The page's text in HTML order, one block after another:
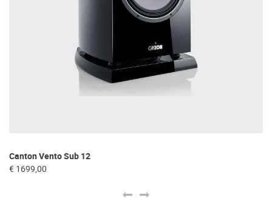
Canton Vento Sub 12
€ 1699,00